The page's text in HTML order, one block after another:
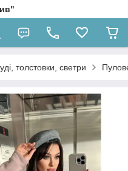
толстовки, светри